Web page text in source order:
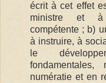
écrit à cet effet
ministre et à
compétente ; b)
à instruire, à
le
numératie et en